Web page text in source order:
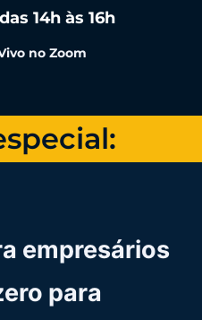
14h às 16h
no Zoom
empresários
para